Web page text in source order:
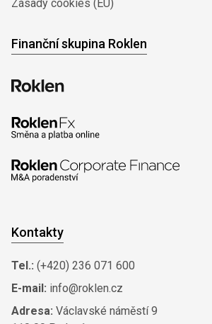
Zásady cookies (EU)
Finanční skupina Roklen
Kontakty
Tel.: (+420) 236 071 600
E-mail: info@roklen.cz
Adresa: Václavské náměstí 9